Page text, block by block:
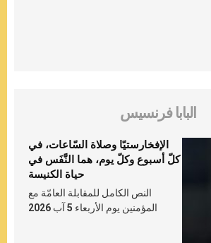
البابا فرنسيس
الإفخارستيّا وصلاة السّاعات، في
كلّ أسبوع وكلّ يوم، هما النَّفَس في
حياة الكنيسة
النص الكامل للمقابلة العامّة مع
المؤمنين يوم الأربعاء 5 آب 2026